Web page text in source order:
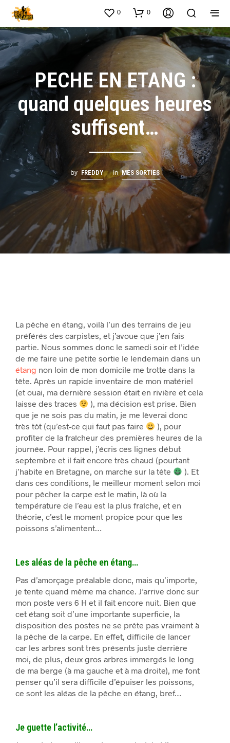
0 0
PECHE EN ETANG :
quand quelques heures
suffisent…
by FREDDY in MES SORTIES
La pêche en étang, voilà l’un des terrains de jeu
préférés des carpistes, et j’avoue que j’en fais
partie. Nous sommes donc le samedi soir et l’idée
de me faire une petite sortie le lendemain dans un
étang non loin de mon domicile me trotte dans la
tête. Après un rapide inventaire de mon matériel
(et ouai, ma dernière session était en rivière et cela
laisse des traces
), ma décision est prise. Bien
que je ne sois pas du matin, je me lèverai donc
très tôt (qu’est-ce qui faut pas faire
), pour
profiter de la fraîcheur des premières heures de la
journée. Pour rappel, j’écris ces lignes début
septembre et il fait encore très chaud (pourtant
j’habite en Bretagne, on marche sur la tête
). Et
dans ces conditions, le meilleur moment selon moi
pour pêcher la carpe est le matin, là où la
température de l’eau est la plus fraîche, et en
théorie, c’est le moment propice pour que les
poissons s’alimentent…
Les aléas de la pêche en étang…
Pas d’amorçage préalable donc, mais qu’importe,
je tente quand même ma chance. J’arrive donc sur
mon poste vers 6 H et il fait encore nuit. Bien que
cet étang soit d’une importante superficie, la
disposition des postes ne se prête pas vraiment à
la pêche de la carpe. En effet, difficile de lancer
car les arbres sont très présents juste derrière
moi, de plus, deux gros arbres immergés le long
de ma berge (à ma gauche et à ma droite), me font
penser qu’il sera difficile d’épuiser les poissons,
ce sont les aléas de la pêche en étang, bref…
Je guette l’activité…